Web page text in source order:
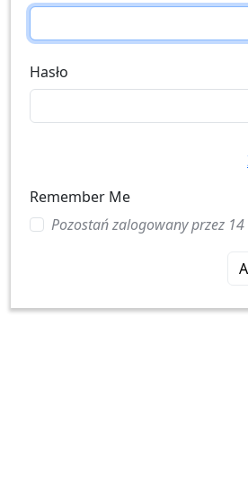
Hasło
Remember Me
Pozostań zalogowany przez